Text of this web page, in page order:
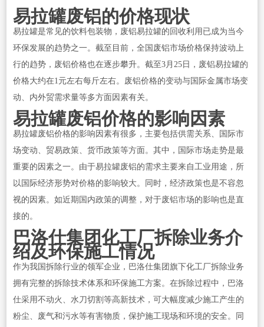
易拉罐废铝的价格现状
易拉罐是常见的饮料包装物，废铝易拉罐的回收利用已成为当今
环保发展的趋势之一。截至目前，全国废铝市场价格保持波动上
行的趋势，废铝价格也在逐步攀升。截至3月25日，废铝易拉罐的
价格大约在1元左右每斤左右。废铝价格的变动与国际金属市场变
动、内外贸需求量等多方面因素有关。
易拉罐废铝价格的影响因素
易拉罐废铝价格的影响因素有很多，主要包括供需关系、国际市
场变动、贸易政策、货币政策等方面。其中，国际市场走势是最
重要的因素之一。由于易拉罐废铝的需求主要来自工业用途，所
以国际经济形势对价格的影响较大。同时，经济政策也是不容忽
视的因素。如近期国内政策的调整，对于废铝市场的影响也是直
接的。
巴洛仕集团化工厂拆除业务介
绍及环保施工情况
作为我国拆除行业的领军企业，巴洛仕集团旗下化工厂拆除业务
拥有完整的拆除技术体系和环保施工方案。在拆除过程中，巴洛
仕采用不动火、水刀切割等高新技术，可大幅度减少施工产生的
粉尘、废气和污水等有害物质，保护施工现场和环境的安全。同